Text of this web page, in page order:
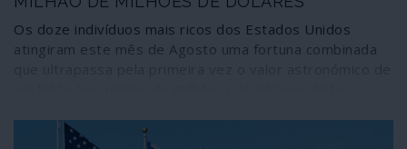
Os doze indivíduos mais ricos dos Estados Unidos
atingiram este mês de Agosto uma fortuna combinada
dos fluxos de riqueza entre Março e Agosto, cerca de